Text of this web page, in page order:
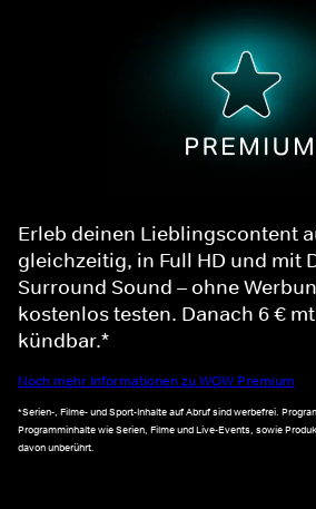
Erleb deinen Lieblingscontent
gleichzeitig, in Full HD und mit
Surround Sound – ohne
kostenlos testen. Danach 6 €
kündbar.*
Noch mehr Informationen zu WOW Premium
*Serien-, Filme- und Sport-Inhalte auf Abruf sind werbefrei.
Programminhalte wie Serien, Filme und Live-Events, sowie
davon unberührt.